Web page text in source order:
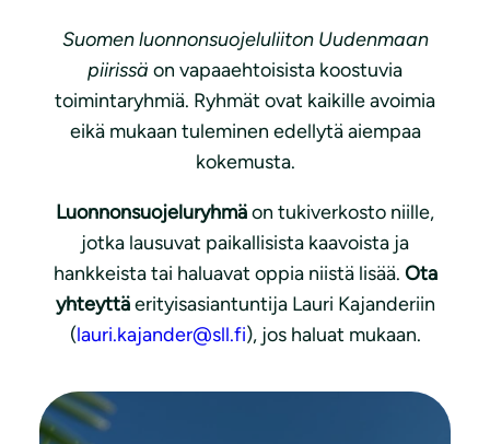
Suomen luonnonsuojeluliiton Uudenmaan
piirissä on vapaaehtoisista koostuvia
toimintaryhmiä. Ryhmät ovat kaikille avoimia
eikä mukaan tuleminen edellytä aiempaa
kokemusta.
Luonnonsuojeluryhmäon tukiverkosto niille,
jotka lausuvat paikallisista kaavoista ja
hankkeista tai haluavat oppia niistä lisää. Ota
yhteyttäerityisasiantuntija Lauri Kajanderiin
(lauri.kajander@sll.fi), jos haluat mukaan.